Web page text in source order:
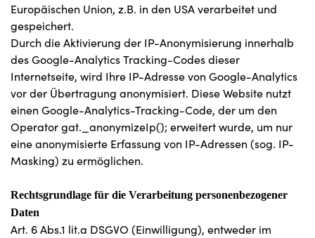
Europäischen Union, z.B. in den USA verarbeitet und
gespeichert.
Durch die Aktivierung der IP-Anonymisierung innerhalb
des Google-Analytics Tracking-Codes dieser
Internetseite, wird Ihre IP-Adresse von Google-Analytics
vor der Übertragung anonymisiert. Diese Website nutzt
einen Google-Analytics-Tracking-Code, der um den
Operator gat._anonymizeIp(); erweitert wurde, um nur
eine anonymisierte Erfassung von IP-Adressen (sog. IP-
Masking) zu ermöglichen.
Rechtsgrundlage für die Verarbeitung personenbezogener
Daten
Art. 6 Abs.1 lit.a DSGVO (Einwilligung), entweder im